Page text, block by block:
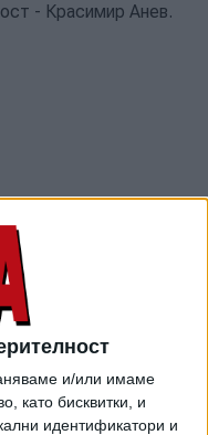
и/или имаме
като бисквитки, и
идентификатори и
- Красимир Анев.
то в същия състав)
- в Пьонгчанг
и остана 22-ри. А
(Цветков,